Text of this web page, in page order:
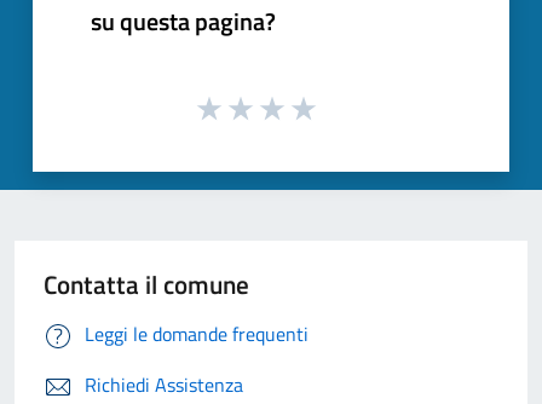
su questa pagina?
Contatta il comune
Leggi le domande frequenti
Richiedi Assistenza